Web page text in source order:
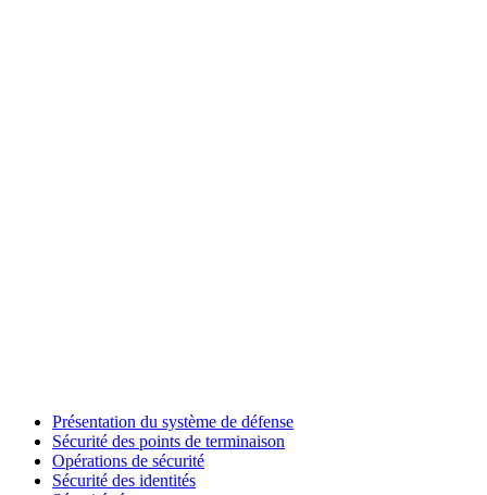
Présentation du système de défense
Sécurité des points de terminaison
Opérations de sécurité
Sécurité des identités